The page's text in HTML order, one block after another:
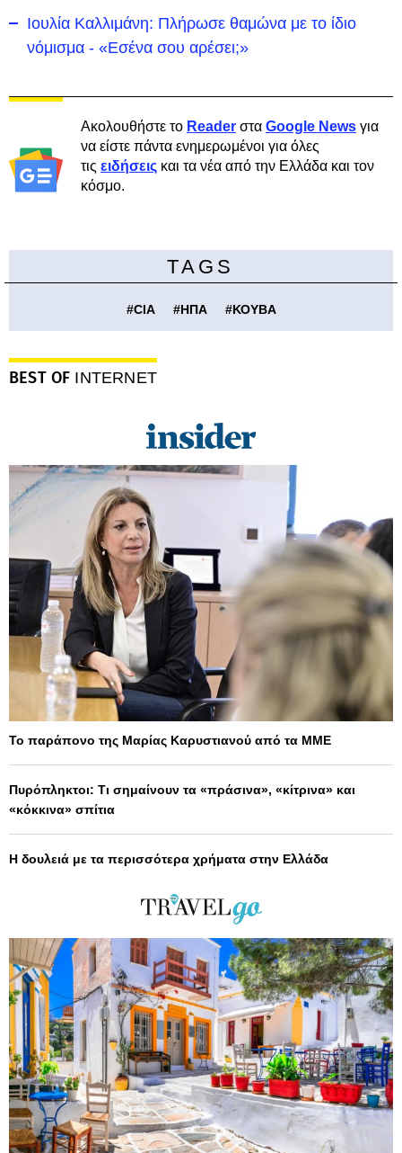
Ιουλία Καλλιμάνη: Πλήρωσε θαμώνα με το ίδιο
νόμισμα - «Εσένα σου αρέσει;»
Ακολουθήστε το Reader στα Google News για
να είστε πάντα ενημερωμένοι για όλες
τις ειδήσεις και τα νέα από την Ελλάδα και τον
κόσμο.
TAGS
#CIA #ΗΠΑ #ΚΟΥΒΑ
BEST OF INTERNET
Το παράπονο της Μαρίας Καρυστιανού από τα ΜΜΕ
Πυρόπληκτοι: Τι σημαίνουν τα «πράσινα», «κίτρινα» και
«κόκκινα» σπίτια
Η δουλειά με τα περισσότερα χρήματα στην Ελλάδα